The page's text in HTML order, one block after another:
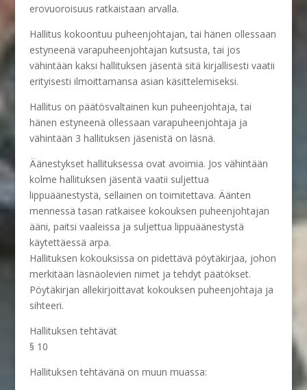
erovuoroisuus ratkaistaan arvalla.
Hallitus kokoontuu puheenjohtajan, tai hänen ollessaan
estyneenä varapuheenjohtajan kutsusta, tai jos
vähintään kaksi hallituksen jäsentä sitä kirjallisesti vaatii
erityisesti ilmoittamansa asian käsittelemiseksi.
Hallitus on päätösvaltainen kun puheenjohtaja, tai
hänen estyneenä ollessaan varapuheenjohtaja ja
vähintään 3 hallituksen jäsenistä on läsnä.
Äänestykset hallituksessa ovat avoimia. Jos vähintään
kolme hallituksen jäsentä vaatii suljettua
lippuäänestystä, sellainen on toimitettava. Äänten
mennessä tasan ratkaisee kokouksen puheenjohtajan
ääni, paitsi vaaleissa ja suljettua lippuäänestystä
käytettäessä arpa.
Hallituksen kokouksissa on pidettävä pöytäkirjaa, johon
merkitään läsnäolevien nimet ja tehdyt päätökset.
Pöytäkirjan allekirjoittavat kokouksen puheenjohtaja ja
sihteeri.
Hallituksen tehtävät
§ 10
Hallituksen tehtävänä on muun muassa: